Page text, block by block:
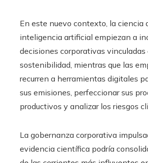
En este nuevo contexto, la ciencia
inteligencia artificial empiezan a
decisiones corporativas vinculadas
sostenibilidad, mientras que las
recurren a herramientas digitales
sus emisiones, perfeccionar sus
productivos y analizar los riesgos
La gobernanza corporativa
evidencia científica podría